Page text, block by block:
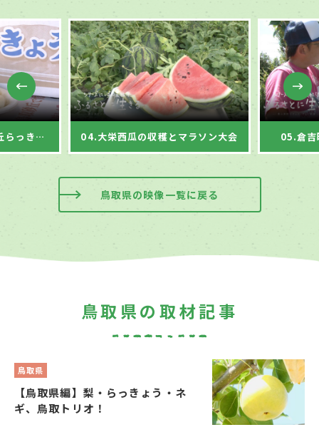
03.大山夏山開き祭と砂丘らっきょうの収穫 04.大栄西瓜の収穫とマラソン大会 05.倉吉
鳥取県の映像一覧に戻る
鳥取県の取材記事
鳥取県
【鳥取県編】梨・らっきょう・ネ
ギ、鳥取トリオ！